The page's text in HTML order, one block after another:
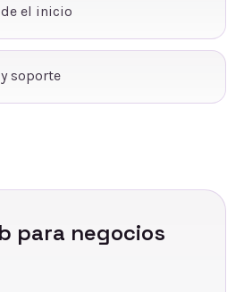
el inicio
soporte
para negocios